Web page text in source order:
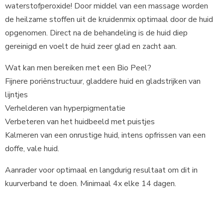
waterstofperoxide! Door middel van een massage worden
de heilzame stoffen uit de kruidenmix optimaal door de huid
opgenomen. Direct na de behandeling is de huid diep
gereinigd en voelt de huid zeer glad en zacht aan.
Wat kan men bereiken met een Bio Peel?
Fijnere poriënstructuur, gladdere huid en gladstrijken van
lijntjes
Verhelderen van hyperpigmentatie
Verbeteren van het huidbeeld met puistjes
Kalmeren van een onrustige huid, intens opfrissen van een
doffe, vale huid.
Aanrader voor optimaal en langdurig resultaat om dit in
kuurverband te doen. Minimaal 4x elke 14 dagen.